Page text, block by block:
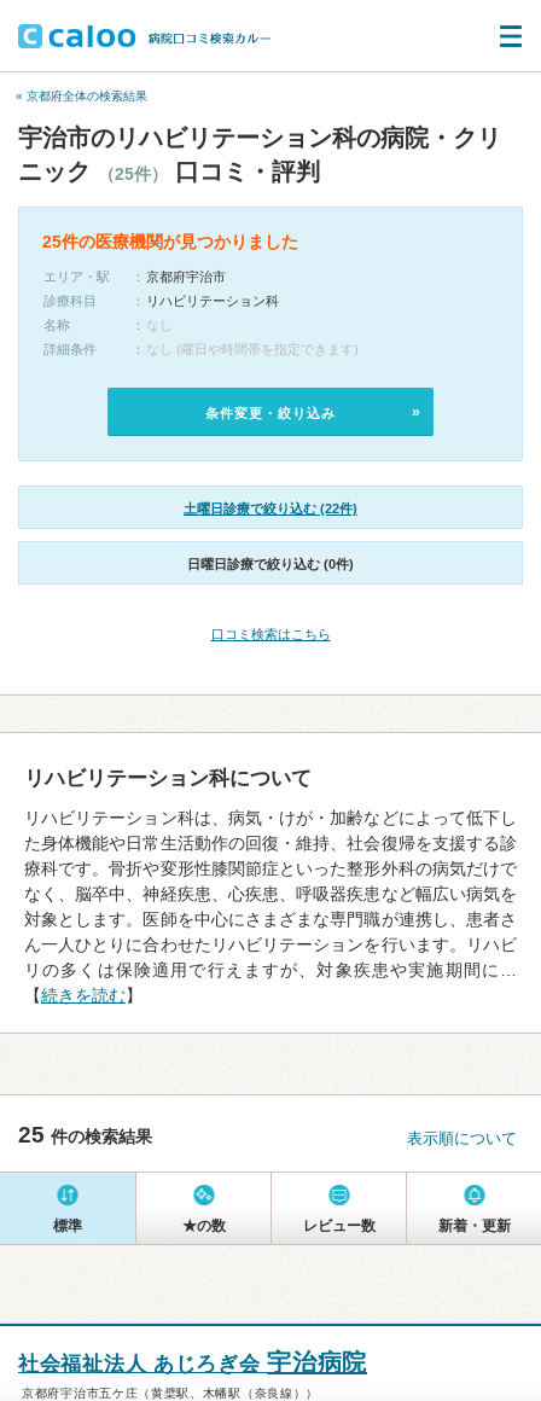
« 京都府全体の検索結果
宇治市のリハビリテーション科の病院・クリ
ニック
（25件） 口コミ・評判
25件の医療機関が見つかりました
エリア・駅
京都府宇治市
診療科目
リハビリテーション科
名称
なし
詳細条件
なし (曜日や時間帯を指定できます)
条件変更・絞り込み
土曜日診療で絞り込む (22件)
日曜日診療で絞り込む (0件)
口コミ検索はこちら
リハビリテーション科について
リハビリテーション科は、病気・けが・加齢などによって低下し
た身体機能や日常生活動作の回復・維持、社会復帰を支援する診
療科です。骨折や変形性膝関節症といった整形外科の病気だけで
なく、脳卒中、神経疾患、心疾患、呼吸器疾患など幅広い病気を
対象とします。医師を中心にさまざまな専門職が連携し、患者さ
ん一人ひとりに合わせたリハビリテーションを行います。リハビ
リの多くは保険適用で行えますが、対象疾患や実施期間に…
【続きを読む】
25 件の検索結果 表示順について
標準 ★の数 レビュー数 新着・更新
社会福祉法人 あじろぎ会宇治病院
京都府宇治市五ケ庄（黄檗駅、木幡駅（奈良線））